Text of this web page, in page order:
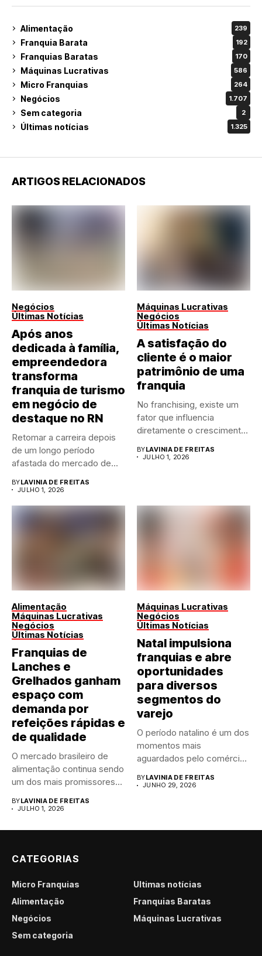
Alimentação 239
Franquia Barata 192
Franquias Baratas 170
Máquinas Lucrativas 586
Micro Franquias 264
Negócios 1.707
Sem categoria 2
Últimas notícias 1.325
ARTIGOS RELACIONADOS
Negócios
Últimas Notícias
Após anos
dedicada à família,
empreendedora
transforma
franquia de turismo
em negócio de
destaque no RN
Retomar a carreira depois
de um longo período
afastada do mercado de...
BYLAVINIA DE FREITAS
JULHO 1, 2026
Máquinas Lucrativas
Negócios
Últimas Notícias
A satisfação do
cliente é o maior
patrimônio de uma
franquia
No franchising, existe um
fator que influencia
diretamente o crescimento
BYLAVINIA DE FREITAS
JULHO 1, 2026
Alimentação
Máquinas Lucrativas
Negócios
Últimas Notícias
Franquias de
Lanches e
Grelhados ganham
espaço com
demanda por
refeições rápidas e
de qualidade
O mercado brasileiro de
alimentação continua sendo
um dos mais promissores
BYLAVINIA DE FREITAS
JULHO 1, 2026
Máquinas Lucrativas
Negócios
Últimas Notícias
Natal impulsiona
franquias e abre
oportunidades
para diversos
segmentos do
varejo
O período natalino é um dos
momentos mais
aguardados pelo comércio
BYLAVINIA DE FREITAS
JUNHO 29, 2026
CATEGORIAS
Micro Franquias
Últimas notícias
Alimentação
Franquias Baratas
Negócios
Máquinas Lucrativas
Sem categoria